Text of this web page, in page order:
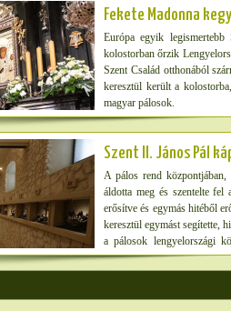
Fekete Madonna
Európa egyik
kolostorban őrzik
Szent Család otthonából
keresztül került a
magyar pálosok.
Szent II. János Pál
A pálos rend
áldotta meg és szentelte
erősítve és egymás hitéből
keresztül egymást segítette,
a pálosok lengyelországi
kegyhelyen Arnold
János Pál tiszteletére